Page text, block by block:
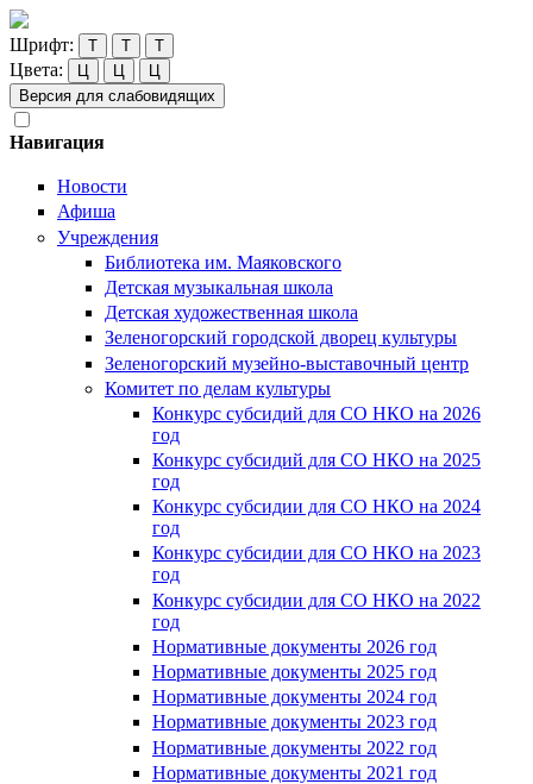
Шрифт: Т Т Т
Цвета: Ц Ц
Ц
Версия для слабовидящих
Навигация
Новости
Афиша
Учреждения
Библиотека им. Маяковского
Детская музыкальная школа
Детская художественная школа
Зеленогорский городской дворец культуры
Зеленогорский музейно-выставочный центр
Комитет по делам культуры
Конкурс субсидий для СО НКО на 2026
год
Конкурс субсидий для СО НКО на 2025
год
Конкурс субсидии для СО НКО на 2024
год
Конкурс субсидии для СО НКО на 2023
год
Конкурс субсидии для СО НКО на 2022
год
Нормативные документы 2026 год
Нормативные документы 2025 год
Нормативные документы 2024 год
Нормативные документы 2023 год
Нормативные документы 2022 год
Нормативные документы 2021 год